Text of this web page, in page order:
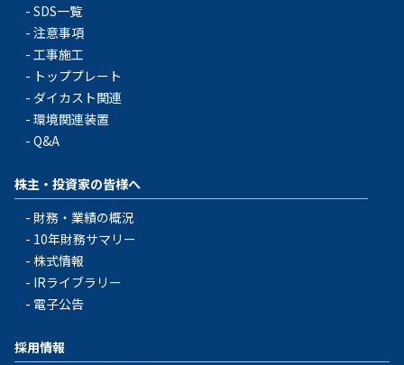
SDS一覧
注意事項
工事施工
トッププレート
ダイカスト関連
環境関連装置
Q&A
株主・投資家の皆様へ
財務・業績の概況
10年財務サマリー
株式情報
IRライブラリー
電子公告
採用情報